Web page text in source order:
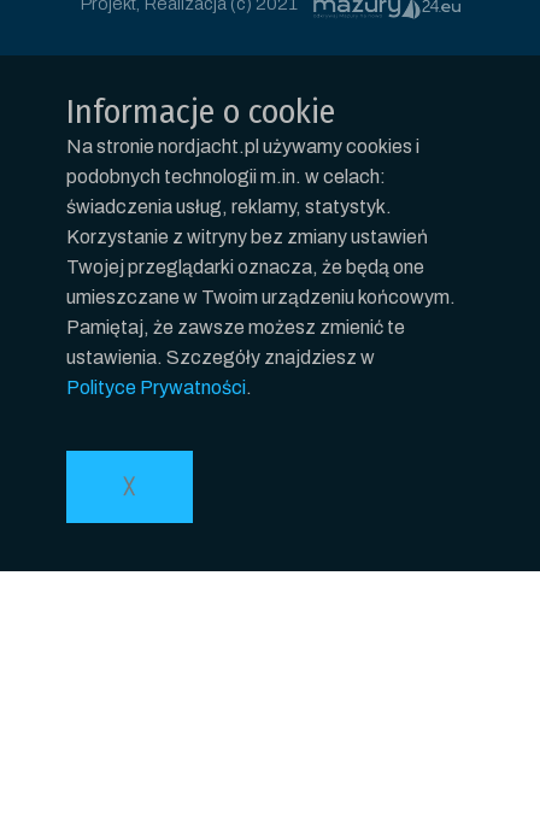
Projekt, Realizacja (c) 2021
Informacje o cookie
Na stronie nordjacht.pl używamy cookies i
podobnych technologii m.in. w celach:
świadczenia usług, reklamy, statystyk.
Korzystanie z witryny bez zmiany ustawień
Twojej przeglądarki oznacza, że będą one
umieszczane w Twoim urządzeniu końcowym.
Pamiętaj, że zawsze możesz zmienić te
ustawienia. Szczegóły znajdziesz w
Polityce Prywatności.
╳